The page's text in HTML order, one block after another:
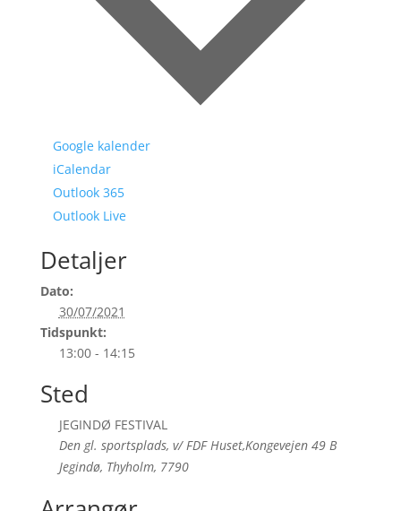
Google kalender
iCalendar
Outlook 365
Outlook Live
Detaljer
Dato:
30/07/2021
Tidspunkt:
13:00 - 14:15
Sted
JEGINDØ FESTIVAL
Den gl. sportsplads, v/ FDF Huset,Kongevejen 49 B
Jegindø, Thyholm, 7790